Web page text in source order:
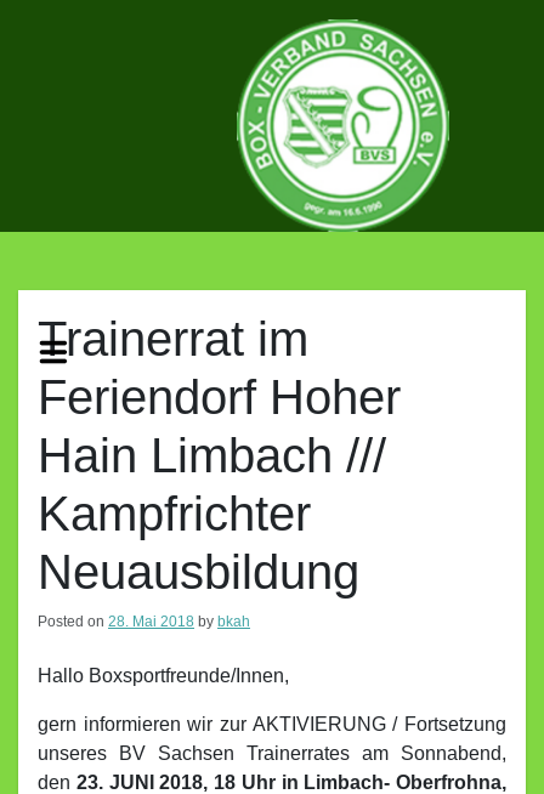
VERBAND
SACHSEN
E.V.
Trainerrat im
Feriendorf Hoher
Hain Limbach ///
Kampfrichter
Neuausbildung
Posted on 28. Mai 2018 by bkah
Hallo Boxsportfreunde/Innen,
gern informieren wir zur AKTIVIERUNG / Fortsetzung
unseres BV Sachsen Trainerrates am Sonnabend,
den 23. JUNI 2018, 18 Uhr in Limbach- Oberfrohna,